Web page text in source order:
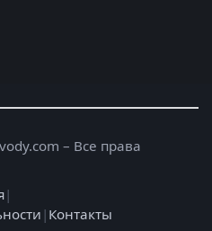
– Все права
|
| Контакты